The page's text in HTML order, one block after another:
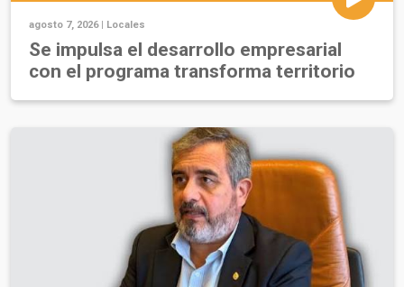
agosto 7, 2026 | Locales
Se impulsa el desarrollo empresarial
con el programa transforma territorio